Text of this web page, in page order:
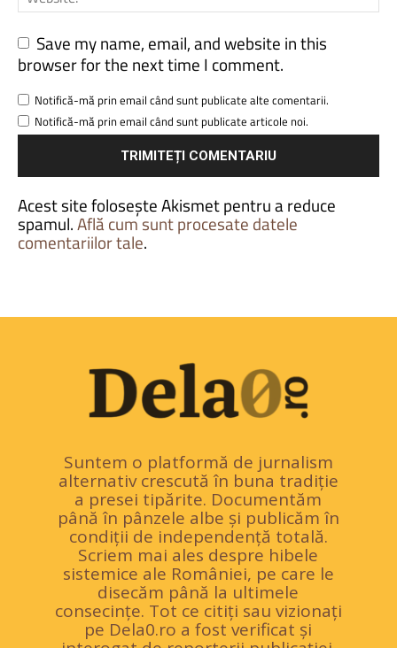
Save my name, email, and website in this
browser for the next time I comment.
Notifică-mă prin email când sunt publicate alte comentarii.
Notifică-mă prin email când sunt publicate articole noi.
Acest site folosește Akismet pentru a reduce
spamul.Află cum sunt procesate datele
comentariilor tale.
Suntem o platformă de jurnalism
alternativ crescută în buna tradiție
a presei tipărite. Documentăm
până în pânzele albe și publicăm în
condiții de independență totală.
Scriem mai ales despre hibele
sistemice ale României, pe care le
disecăm până la ultimele
consecințe. Tot ce citiți sau vizionați
pe Dela0.ro a fost verificat și